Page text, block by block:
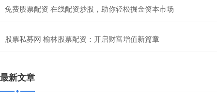
免费股票配资 在线配资炒股，助你轻松掘金资本市场
股票私募网 榆林股票配资：开启财富增值新篇章
最新文章